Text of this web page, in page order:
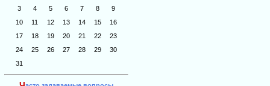
3
4 5 6 7 8
9
10
11 12 13 14 15
16
17
18 19 20 21 22
23
24
25 26 27 28 29
30
31